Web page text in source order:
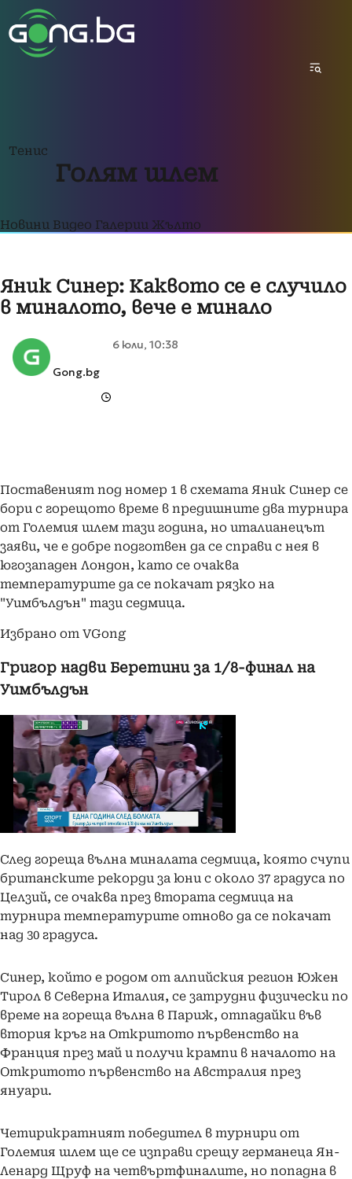
Тенис
Голям шлем
Новини Видео Галерии Жълто
Яник Синер: Каквото се е случило
в миналото, вече е минало
Gong.bg
6 юли, 10:38
Поставеният под номер 1 в схемата Яник Синер се
бори с горещото време в предишните два турнира
от Големия шлем тази година, но италианецът
заяви, че е добре подготвен да се справи с нея в
югозападен Лондон, като се очаква
температурите да се покачат рязко на
"Уимбълдън" тази седмица.
Избрано от VGong
Григор надви Беретини за 1/8-финал на
Уимбълдън
След гореща вълна миналата седмица, която счупи
британските рекорди за юни с около 37 градуса по
Целзий, се очаква през втората седмица на
турнира температурите отново да се покачат
над 30 градуса.
Синер, който е родом от алпийския регион Южен
Тирол в Северна Италия, се затрудни физически по
време на гореща вълна в Париж, отпадайки във
втория кръг на Откритото първенство на
Франция през май и получи крампи в началото на
Откритото първенство на Австралия през
януари.
Четирикратният победител в турнири от
Големия шлем ще се изправи срещу германеца Ян-
Ленард Щруф на четвъртфиналите, но попадна в